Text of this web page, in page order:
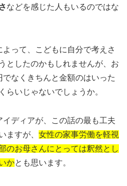
などを感じた人もいるのではな
って、こどもに自分で考えさ
としたのかもしれませんが、お
なくきちんと金額のはいった
らいじゃないでしょうか。
イディアが、この話の最も工夫
ますが、 女性の家事労働を軽視
のお母さんにとっては釈然とし
かとも思います。